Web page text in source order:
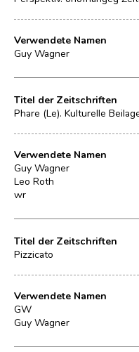
Verwendete Namen
Guy Wagner
Titel der Zeitschriften
Phare (Le). Kulturelle
Verwendete Namen
Guy Wagner
Leo Roth
wr
Titel der Zeitschriften
Pizzicato
Verwendete Namen
GW
Guy Wagner